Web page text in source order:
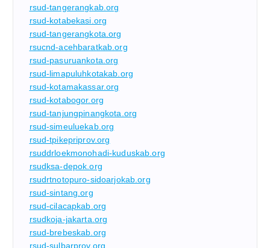
rsud-tangerangkab.org
rsud-kotabekasi.org
rsud-tangerangkota.org
rsucnd-acehbaratkab.org
rsud-pasuruankota.org
rsud-limapuluhkotakab.org
rsud-kotamakassar.org
rsud-kotabogor.org
rsud-tanjungpinangkota.org
rsud-simeuluekab.org
rsud-tpikepriprov.org
rsuddrloekmonohadi-kuduskab.org
rsudksa-depok.org
rsudrtnotopuro-sidoarjokab.org
rsud-sintang.org
rsud-cilacapkab.org
rsudkoja-jakarta.org
rsud-brebeskab.org
rsud-sulbarprov.org